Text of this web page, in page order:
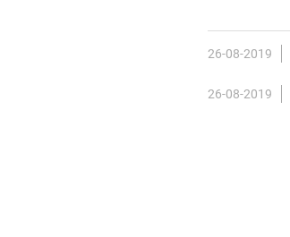
26-08-2019
26-08-2019